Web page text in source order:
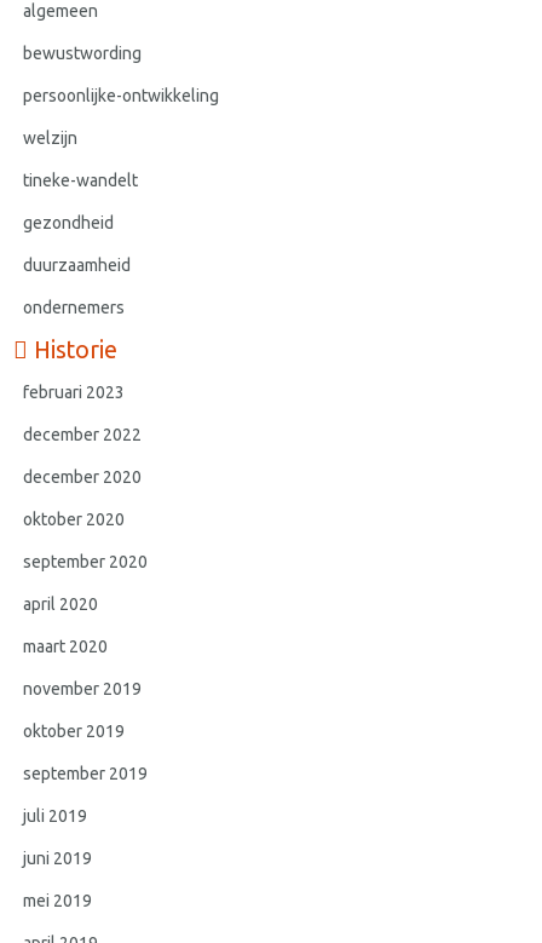
algemeen
bewustwording
persoonlijke-ontwikkeling
welzijn
tineke-wandelt
gezondheid
duurzaamheid
ondernemers
Historie
februari 2023
december 2022
december 2020
oktober 2020
september 2020
april 2020
maart 2020
november 2019
oktober 2019
september 2019
juli 2019
juni 2019
mei 2019